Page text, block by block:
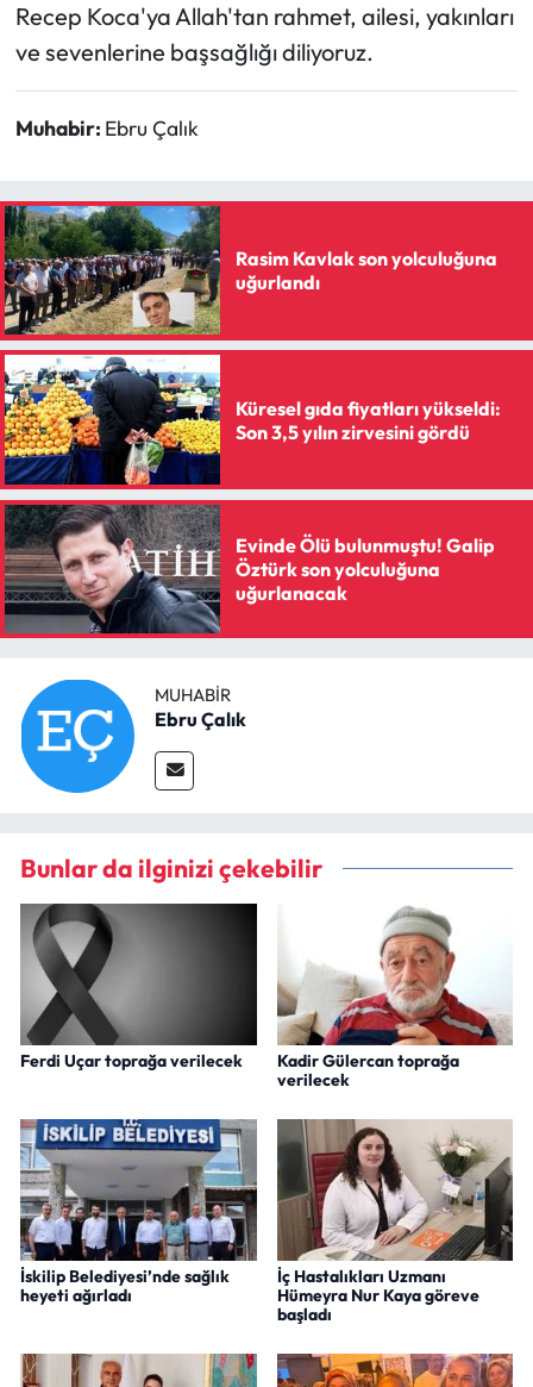
Recep Koca'ya Allah'tan rahmet, ailesi, yakınları
ve sevenlerine başsağlığı diliyoruz.
Muhabir: Ebru Çalık
Rasim Kavlak son yolculuğuna
uğurlandı
Küresel gıda fiyatları yükseldi:
Son 3,5 yılın zirvesini gördü
Evinde Ölü bulunmuştu! Galip
Öztürk son yolculuğuna
uğurlanacak
MUHABIR
Ebru Çalık
Bunlar da ilginizi çekebilir
Ferdi Uçar toprağa verilecek
Kadir Gülercan toprağa
verilecek
İskilip Belediyesi’nde sağlık
heyeti ağırladı
İç Hastalıkları Uzmanı
Hümeyra Nur Kaya göreve
başladı
Osmancık Haberleri
Otomotiv
Resmi İlan
Resmi Reklam
Sağlık
Siyaset
Spor
Sungurlu Haberleri
Turizm
Uğurludağ Haberleri
Yaşam
Yayla Haber
Yemek Tarifleri